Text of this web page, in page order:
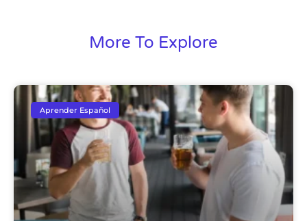
More To Explore
Aprender Español